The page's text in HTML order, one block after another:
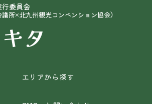
委員会
所×北九州観光コンベンション協会）
タ
エリアから探す